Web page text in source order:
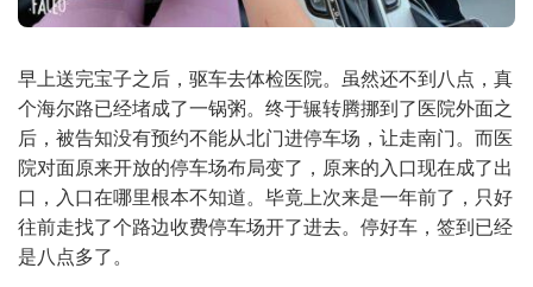
早上送完宝子之后，驱车去体检医院。虽然还不到八点，真
个海尔路已经堵成了一锅粥。终于辗转腾挪到了医院外面之
后，被告知没有预约不能从北门进停车场，让走南门。而医
院对面原来开放的停车场布局变了，原来的入口现在成了出
口，入口在哪里根本不知道。毕竟上次来是一年前了，只好
往前走找了个路边收费停车场开了进去。停好车，签到已经
是八点多了。